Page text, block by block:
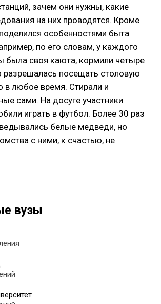
вузы
зачем они нужны, какие
на них проводятся. Кроме
особенностями быта
по его словам, у каждого
была своя каюта, кормили четыре
разрешалась посещать столовую
в любое время. Стирали и
сами. На досуге участники
играть в футбол. Более 30 раз
белые медведи, но
с ними, к счастью, не